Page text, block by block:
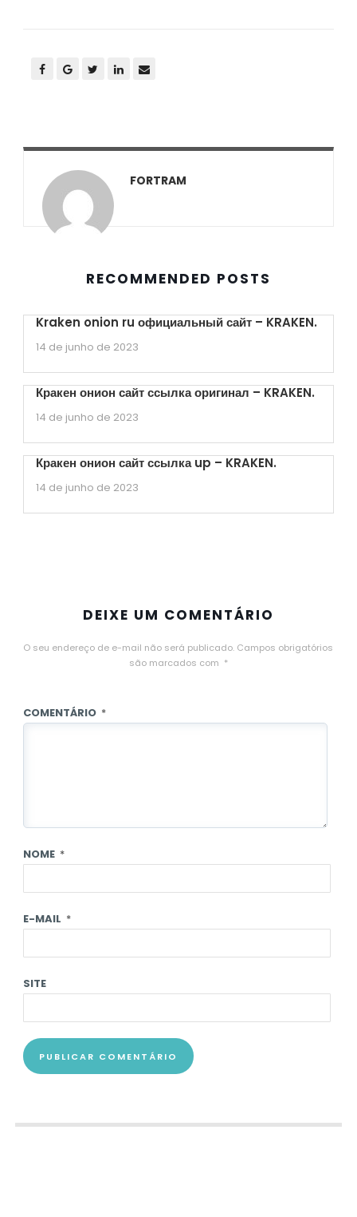
FORTRAM
RECOMMENDED POSTS
Kraken onion ru официальный сайт – KRAKEN.
14 de junho de 2023
Кракен онион сайт ссылка оригинал – KRAKEN.
14 de junho de 2023
Кракен онион сайт ссылка up – KRAKEN.
14 de junho de 2023
DEIXE UM COMENTÁRIO
O seu endereço de e-mail não será publicado. Campos obrigatórios
são marcados com *
COMENTÁRIO *
NOME *
E-MAIL *
SITE